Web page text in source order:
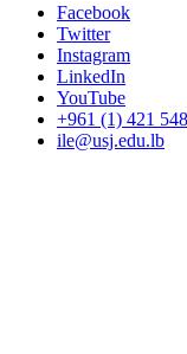
Facebook
Twitter
Instagram
LinkedIn
YouTube
+961 (1) 421 548
ile@usj.edu.lb